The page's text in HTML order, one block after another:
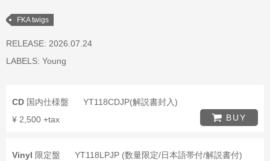
FKA twigs
RELEASE: 2026.07.24
LABELS: Young
CD 国内仕様盤
YT118CDJP(解説書封入)
¥ 2,500 +tax
BUY
Vinyl 限定盤
YT118LPJP (数量限定/日本語帯付/解説書付)